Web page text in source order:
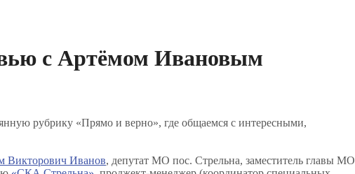
с Артёмом Ивановым
рубрику «Прямо и верно», где общаемся с интересными,
Викторович Иванов, депутат МО пос. Стрельна, заместитель главы МО